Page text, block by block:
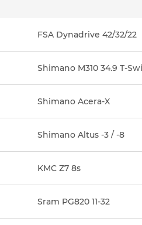
FSA Dynadrive 42/32/22
Shimano M310 34.9 T-
Shimano Acera-X
Shimano Altus -3 / -8
KMC Z7 8s
Sram PG820 11-32